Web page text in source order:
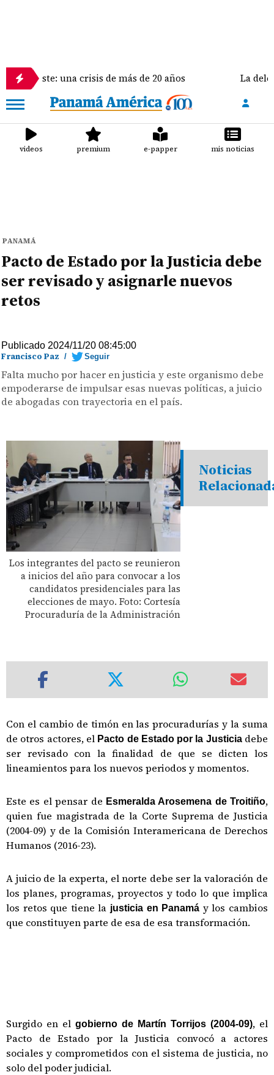
crisis de más de 20 años La delegación de
videos premium e-papper mis noticias
PANAMÁ
Pacto de Estado por la Justicia debe
ser revisado y asignarle nuevos
retos
Publicado 2024/11/20 08:45:00
Francisco Paz / Seguir
Falta mucho por hacer en justicia y este organismo debe
empoderarse de impulsar esas nuevas políticas, a juicio
de abogadas con trayectoria en el país.
Los integrantes del pacto se reunieron
a inicios del año para convocar a los
candidatos presidenciales para las
elecciones de mayo. Foto: Cortesía
Procuraduría de la Administración
Noticias
Con el cambio de timón en las procuradurías y la suma
de otros actores, el Pacto de Estado por la Justiciadebe
ser revisado con la finalidad de que se dicten los
lineamientos para los nuevos periodos y momentos.
Este es el pensar de Esmeralda Arosemena de Troitiño,
quien fue magistrada de la Corte Suprema de Justicia
(2004-09) y de la Comisión Interamericana de Derechos
Humanos (2016-23).
A juicio de la experta, el norte debe ser la valoración de
los planes, programas, proyectos y todo lo que implica
los retos que tiene la justicia en Panamá y los cambios
que constituyen parte de esa de esa transformación.
Surgido en el gobierno de Martín Torrijos (2004-09), el
Pacto de Estado por la Justicia convocó a actores
sociales y comprometidos con el sistema de justicia, no
solo del poder judicial.